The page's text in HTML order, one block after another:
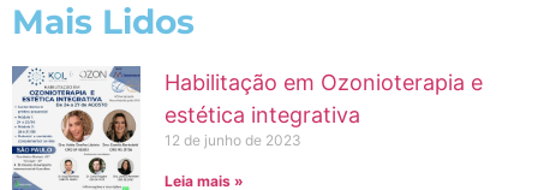
Mais Lidos
Habilitação em Ozonioterapia e
estética integrativa
12 de junho de 2023
Leia mais »